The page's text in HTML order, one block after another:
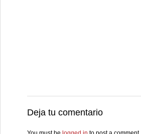
Deja tu comentario